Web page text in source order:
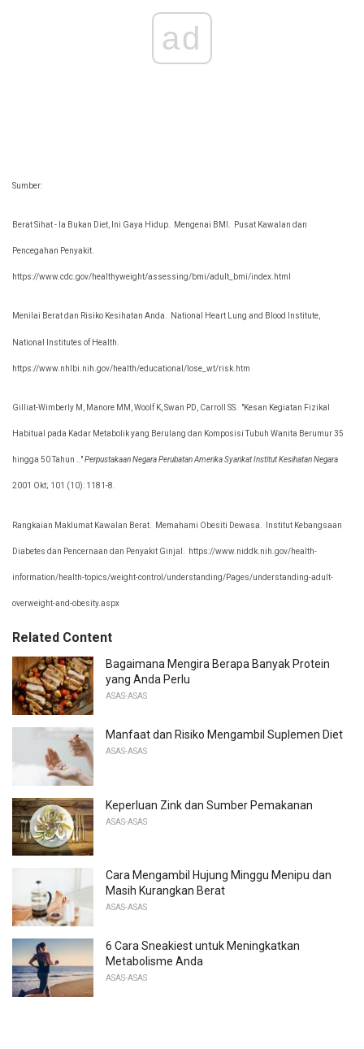
ad
Sumber:
Berat Sihat - Ia Bukan Diet, Ini Gaya Hidup. Mengenai BMI. Pusat Kawalan dan
Pencegahan Penyakit.
https://www.cdc.gov/healthyweight/assessing/bmi/adult_bmi/index.html
Menilai Berat dan Risiko Kesihatan Anda. National Heart Lung and Blood Institute,
National Institutes of Health.
https://www.nhlbi.nih.gov/health/educational/lose_wt/risk.htm
Gilliat-Wimberly M, Manore MM, Woolf K, Swan PD, Carroll SS. "Kesan Kegiatan Fizikal
Habitual pada Kadar Metabolik yang Berulang dan Komposisi Tubuh Wanita Berumur 35
hingga 50 Tahun .."Perpustakaan Negara Perubatan Amerika Syarikat Institut Kesihatan Negara
2001 Okt; 101 (10): 1181-8.
Rangkaian Maklumat Kawalan Berat. Memahami Obesiti Dewasa. Institut Kebangsaan
Diabetes dan Pencernaan dan Penyakit Ginjal. https://www.niddk.nih.gov/health-
information/health-topics/weight-control/understanding/Pages/understanding-adult-
overweight-and-obesity.aspx
Related Content
Bagaimana Mengira Berapa Banyak Protein
yang Anda Perlu
ASAS-ASAS
Manfaat dan Risiko Mengambil Suplemen Diet
ASAS-ASAS
Keperluan Zink dan Sumber Pemakanan
ASAS-ASAS
Cara Mengambil Hujung Minggu Menipu dan
Masih Kurangkan Berat
ASAS-ASAS
6 Cara Sneakiest untuk Meningkatkan
Metabolisme Anda
ASAS-ASAS